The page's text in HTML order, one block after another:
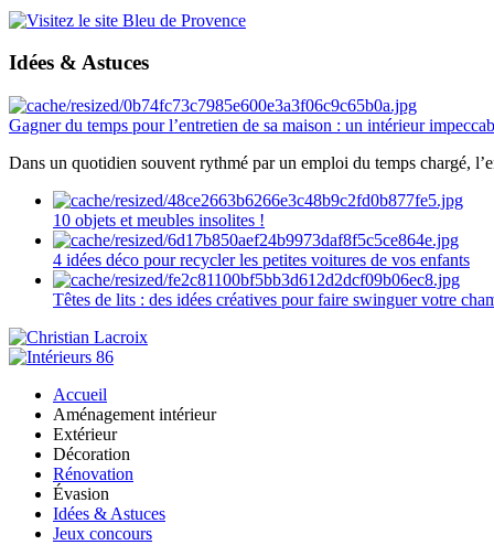
Idées & Astuces
Gagner du temps pour l’entretien de sa maison : un intérieur
Dans un quotidien souvent rythmé par un emploi du temps chargé,
10 objets et meubles insolites !
4 idées déco pour recycler les petites voitures de vos enfants
Têtes de lits : des idées créatives pour faire swinguer votre
Accueil
Aménagement intérieur
Extérieur
Décoration
Rénovation
Évasion
Idées & Astuces
Jeux concours